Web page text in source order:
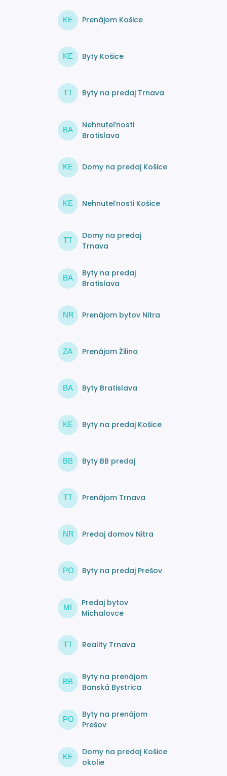
KE Prenájom Košice
KE Byty Košice
TT Byty na predaj Trnava
BA
Nehnuteľnosti
Bratislava
KE Domy na predaj Košice
KE Nehnuteľnosti Košice
TT
Domy na predaj
Trnava
BA
Byty na predaj
Bratislava
NR Prenájom bytov Nitra
ZA Prenájom Žilina
BA Byty Bratislava
KE Byty na predaj Košice
BB Byty BB predaj
TT Prenájom Trnava
NR Predaj domov Nitra
PO Byty na predaj Prešov
MI
Predaj bytov
Michalovce
TT Reality Trnava
BB
Byty na prenájom
Banská Bystrica
PO
Byty na prenájom
Prešov
KE
Domy na predaj Košice
okolie